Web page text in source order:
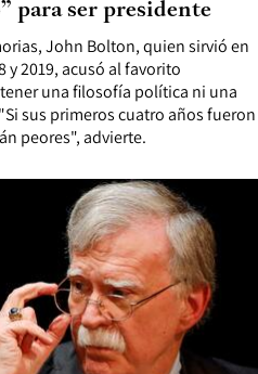
John Bolton, quien sirvió en
y 2019, acusó al favorito
una filosofía política ni una
sus primeros cuatro años fueron
peores", advierte.
para ser presidente